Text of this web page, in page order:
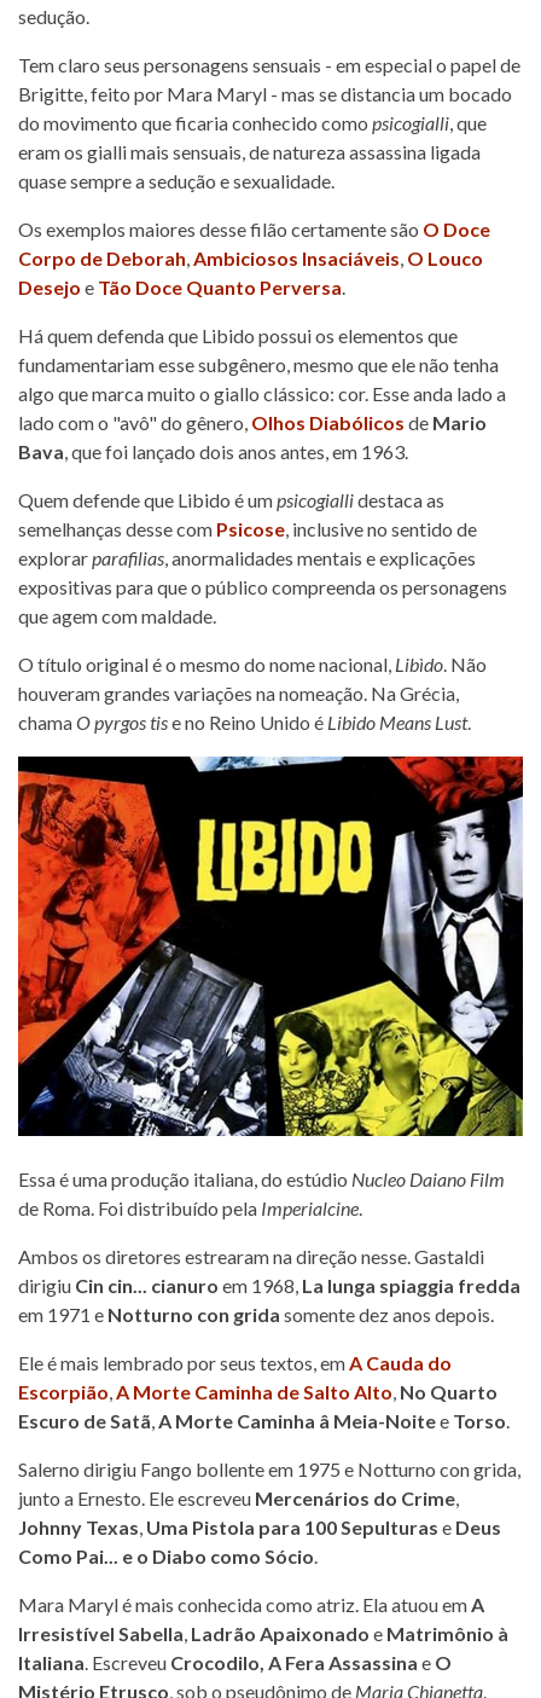
sedução.
Tem claro seus personagens sensuais - em especial o papel de
Brigitte, feito por Mara Maryl - mas se distancia um bocado
do movimento que ficaria conhecido como psicogialli, que
eram os gialli mais sensuais, de natureza assassina ligada
quase sempre a sedução e sexualidade.
Os exemplos maiores desse filão certamente são O Doce
Corpo de Deborah,Ambiciosos Insaciáveis, O Louco
Desejo e Tão Doce Quanto Perversa.
Há quem defenda que Libido possui os elementos que
fundamentariam esse subgênero, mesmo que ele não tenha
algo que marca muito o giallo clássico: cor. Esse anda lado a
lado com o "avô" do gênero, Olhos Diabólicos de Mario
Bava, que foi lançado dois anos antes, em 1963.
Quem defende que Libido é umpsicogiallidestaca as
semelhanças desse com Psicose, inclusive no sentido de
explorarparafilias, anormalidades mentais e explicações
expositivas para que o público compreenda os personagens
que agem com maldade.
O título original é o mesmo do nome nacional, Libìdo. Não
houveram grandes variações na nomeação. Na Grécia,
chamaO pyrgos tise no Reino Unido é Libido Means Lust.
Essa é uma produção italiana, do estúdio Nucleo Daiano Film
de Roma. Foi distribuído pela Imperialcine
Ambos os diretores estrearam na direção nesse. Gastaldi
dirigiu Cin cin... cianuro em 1968, La lunga spiaggia fredda
em 1971 e Notturno con grida somente dez anos depois.
Ele é mais lembrado por seus textos, em A Cauda do
Escorpião A Morte Caminha de Salto Alto No Quarto
Escuro de Satã A Morte Caminha â Meia-Noitee Torso
Salerno dirigiu Fango bollente em 1975 e Notturno con grida,
junto a Ernesto. Ele escreveu Mercenários do Crime
Johnny Texas Uma Pistola para 100 Sepulturas e Deus
Como Pai... e o Diabo como Sócio
Mara Maryl é mais conhecida como atriz. Ela atuou em A
Irresistível Sabella Ladrão Apaixonado e Matrimônio à
Italiana . Escreveu Crocodilo, A Fera Assassina e O
Mistério Etrusco , sob o pseudônimo de Maria Chianetta